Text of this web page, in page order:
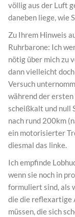
völlig aus der Luft
daneben liege, wie
Zu Ihrem Hinweis
Ruhrbarone: Ich
nötig über mich zu
dann vielleicht
Versuch
während der
scheißkalt und null
nach rund 200km
ein motorisierter
diesmal das linke.
Ich empfinde
wenn sie noch in
formuliert sind, als
die die reflexartige
müssen, die sich